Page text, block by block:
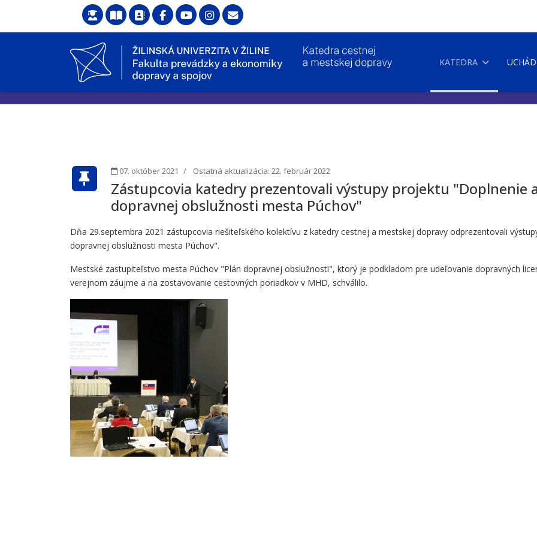
KATEDRA
07. október 2021 Ostatná aktualizácia: 22. február 2022
Zástupcovia katedry prezentovali výstupy projektu "Doplnenie
dopravnej obslužnosti mesta Púchov"
Dňa 29.septembra 2021 zástupcovia riešiteľského kolektívu z katedry cestnej a mestskej dopravy odprezentovali
dopravnej obslužnosti mesta Púchov".
Mestské zastupiteľstvo mesta Púchov "Plán dopravnej obslužnosti", ktorý je podkladom pre udeľovanie dopravných
verejnom záujme a na zostavovanie cestovných poriadkov v MHD, schválilo.